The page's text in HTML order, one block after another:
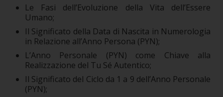
Le Fasi dell’Evoluzione della Vita dell’Essere
Umano;
Il Significato della Data di Nascita in Numerologia
in Relazione all’Anno Persona (PYN);
L’Anno Personale (PYN) come Chiave alla
Realizzazione del Tu Sé Autentico;
Il Significato del Ciclo da 1 a 9 dell’Anno Personale
(PYN);